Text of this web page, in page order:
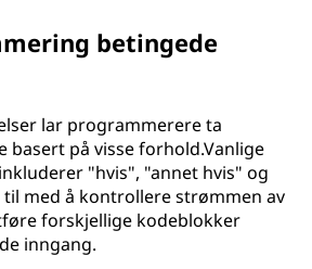
betingede
lar programmerere ta
basert på visse forhold.Vanlige
"hvis", "annet hvis" og
med å kontrollere strømmen av
forskjellige kodeblokker
inngang.